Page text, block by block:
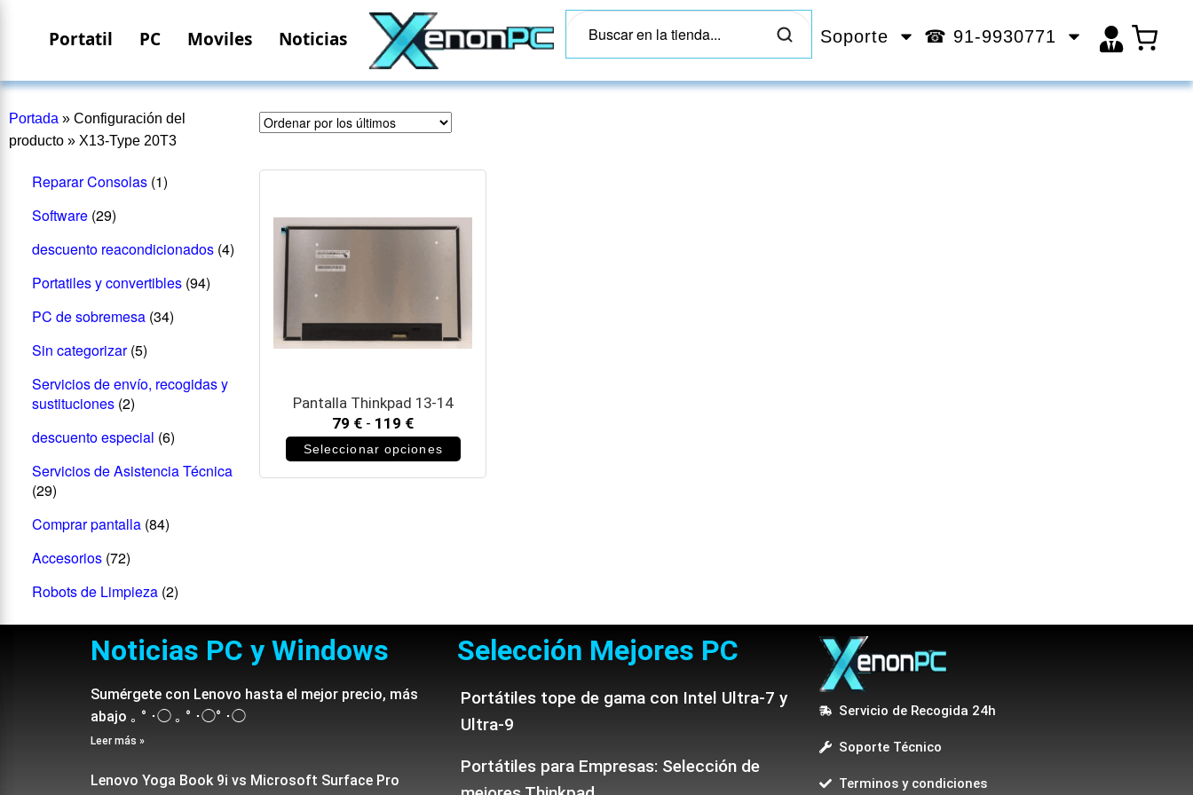
Portatil PC Moviles Noticias Soporte ☎ 91-9930771
Portada » Configuración del
producto » X13-Type 20T3
Reparar Consolas (1)
Software (29)
descuento reacondicionados (4)
Portatiles y convertibles (94)
PC de sobremesa (34)
Sin categorizar (5)
Servicios de envío, recogidas y
sustituciones (2)
descuento especial (6)
Servicios de Asistencia Técnica
(29)
Comprar pantalla (84)
Accesorios (72)
Robots de Limpieza (2)
Pantalla Thinkpad 13-14
79 € - 119 €
Seleccionar opciones
Noticias PC y Windows
Sumérgete con Lenovo hasta el mejor precio, más
abajo ｡ ° ･◯ ｡ ° ･◯° ･◯
Leer más »
Lenovo Yoga Book 9i vs Microsoft Surface Pro
Selección Mejores PC
Portátiles tope de gama con Intel Ultra-7 y
Ultra-9
Portátiles para Empresas: Selección de
Servicio de Recogida 24h
Soporte Técnico
Terminos y condiciones